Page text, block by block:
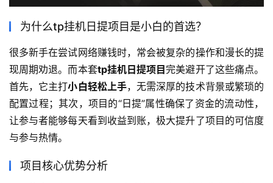
为什么tp挂机日提项目是小白的首选？
很多新手在尝试网络赚钱时，常会被复杂的操作和漫长的提
现周期劝退。而本套tp挂机日提项目完美避开了这些痛点。
首先，它主打小白轻松上手，无需深厚的技术背景或繁琐的
配置过程；其次，项目的“日提”属性确保了资金的流动性，
让参与者能够每天看到收益到账，极大提升了项目的可信度
与参与热情。
项目核心优势分析